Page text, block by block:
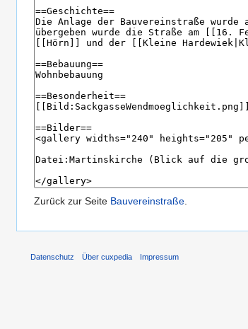
Zurück zur Seite Bauvereinstraße
Datenschutz Über cuxpedia Impressum